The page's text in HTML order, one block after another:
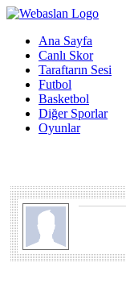
Ana Sayfa
Canlı Skor
Taraftarın Sesi
Futbol
Basketbol
Diğer Sporlar
Oyunlar